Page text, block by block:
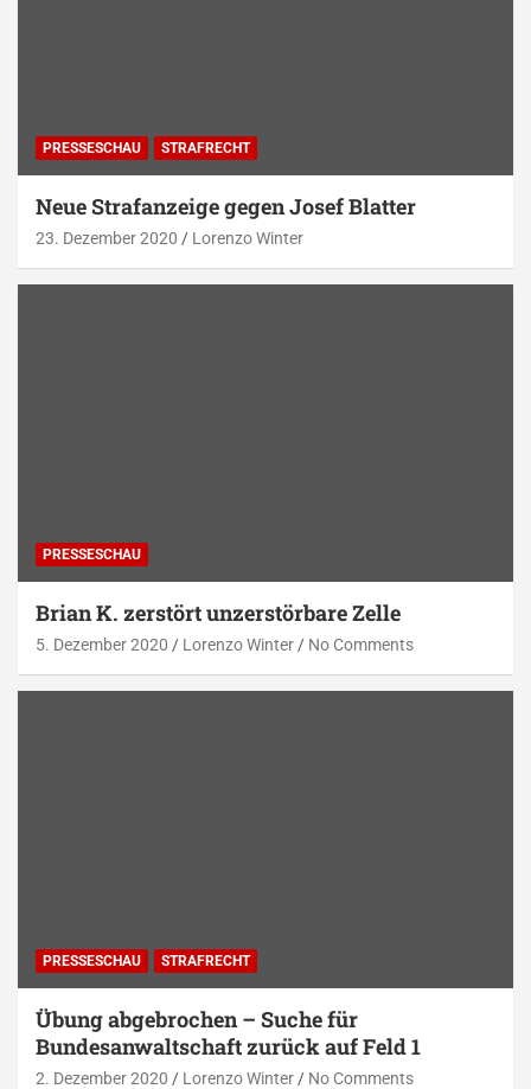
PRESSESCHAU STRAFRECHT
Neue Strafanzeige gegen Josef Blatter
23. Dezember 2020 Lorenzo Winter
PRESSESCHAU
Brian K. zerstört unzerstörbare Zelle
5. Dezember 2020 Lorenzo Winter No Comments
PRESSESCHAU STRAFRECHT
Übung abgebrochen – Suche für
Bundesanwaltschaft zurück auf Feld 1
2. Dezember 2020 Lorenzo Winter No Comments